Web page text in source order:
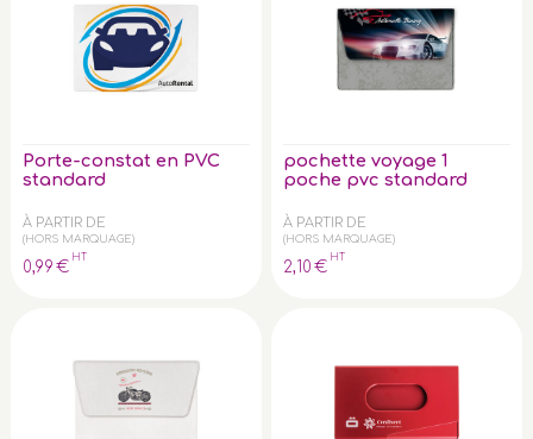
Porte-constat en PVC
standard
À PARTIR DE
(HORS MARQUAGE)
0,99 €
HT
pochette voyage 1
poche pvc standard
À PARTIR DE
(HORS MARQUAGE)
2,10 €
HT